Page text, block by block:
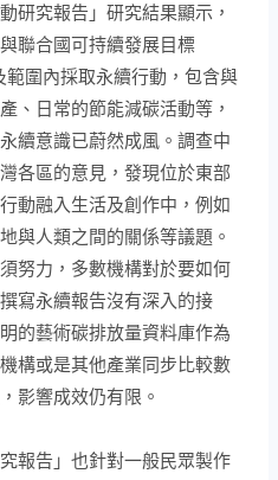
研究報告」研究結果顯示，
聯合國可持續發展目標
範圍內採取永續行動，包含與
、日常的節能減碳活動等，
續意識已蔚然成風。調查中
各區的意見，發現位於東部
動融入生活及創作中，例如
與人類之間的關係等議題。
努力，多數機構對於要如何
寫永續報告沒有深入的接
的藝術碳排放量資料庫作為
構或是其他產業同步比較數
影響成效仍有限。
報告」也針對一般民眾製作